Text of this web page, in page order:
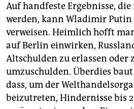
Auf handfeste Ergebnisse,
werden, kann Wladimir
verweisen. Heimlich hofft
auf Berlin einwirken,
Altschulden zu erlassen oder
umzuschulden. Überdies
dass, um der
beizutreten, Hindernisse bis